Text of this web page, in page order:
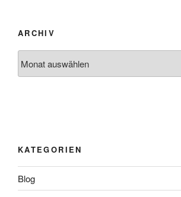
ARCHIV
KATEGORIEN
Blog